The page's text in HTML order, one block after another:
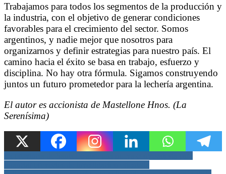
Trabajamos para todos los segmentos de la producción y
la industria, con el objetivo de generar condiciones
favorables para el crecimiento del sector. Somos
argentinos, y nadie mejor que nosotros para
organizarnos y definir estrategias para nuestro país. El
camino hacia el éxito se basa en trabajo, esfuerzo y
disciplina. No hay otra fórmula. Sigamos construyendo
juntos un futuro prometedor para la lechería argentina.
El autor es accionista de Mastellone Hnos. (La
Serenísima)
Navegación
de